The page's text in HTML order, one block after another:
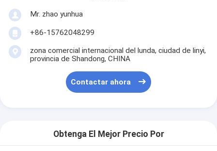
Mr. zhao yunhua
+86-15762048299
zona comercial internacional del lunda, ciudad de linyi,
provincia de Shandong, CHINA
Contactar ahora
Obtenga El Mejor Precio Por